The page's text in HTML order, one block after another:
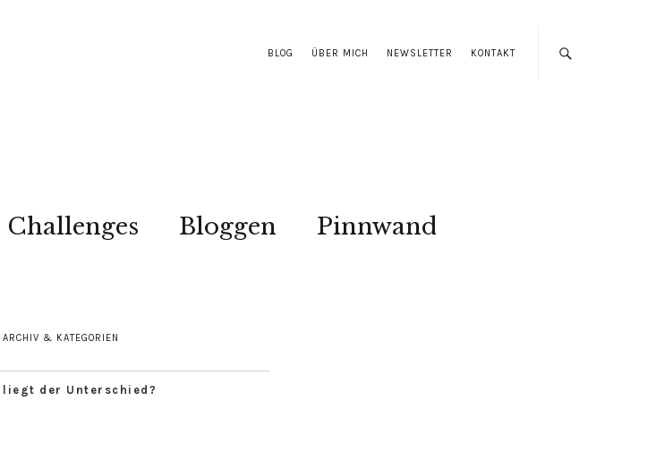
BLOG ÜBER MICH NEWSLETTER KONTAKT
Challenges Bloggen Pinnwand
ARCHIV & KATEGORIEN
liegt der Unterschied?